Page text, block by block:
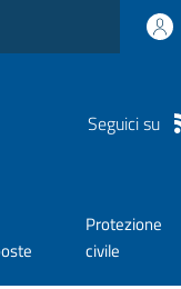
Seguici su
Protezione
civile